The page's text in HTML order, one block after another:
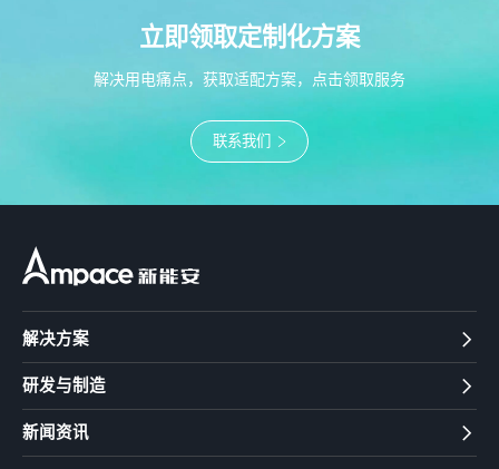
立即领取定制化方案
解决用电痛点，获取适配方案，点击领取服务
联系我们
解决方案
研发与制造
新闻资讯